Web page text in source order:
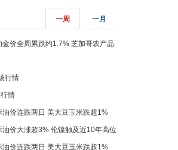
一周 一月
金价全周累跌约1.7% 芝加哥农产品
行情
情
油价连跌两日 美大豆玉米跌超1%
油价大涨超3% 伦镍触及近10年高位
油价连跌两日 美大豆玉米跌超1%